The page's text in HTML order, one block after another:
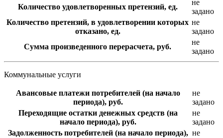
Количество удовлетворенных претензий, ед.
не
задано
Количество претензий, в удовлетворении которых
отказано, ед.
не
задано
Сумма произведенного перерасчета, руб.
не
задано
Коммунальные услуги
Авансовые платежи потребителей (на начало
периода), руб.
не
задано
Переходящие остатки денежных средств (на
начало периода), руб.
не
задано
Задолженность потребителей (на начало периода), не